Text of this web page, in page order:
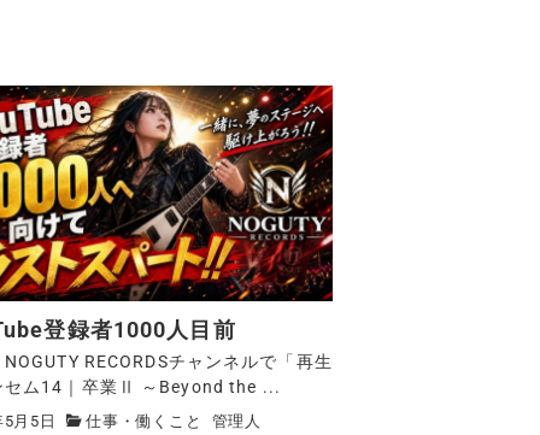
登録者1000人目前
RECORDSチャンネルで「再生
セム14｜卒業Ⅱ ～Beyond the ...
月5日 仕事・働くこと 管理人